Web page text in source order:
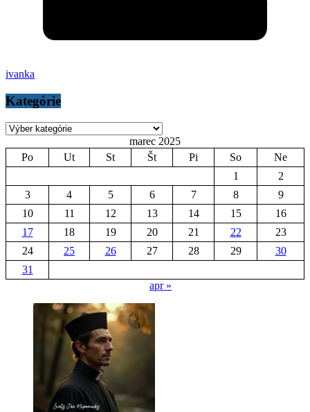
ivanka
Kategórie
Kategórie
marec 2025
Po
Ut St Št Pi So
Ne
1
2
3
4 5 6 7 8
9
10
11 12 13 14 15
16
17
18 19 20 21 22
23
24
25 26 27 28 29
30
31
apr »